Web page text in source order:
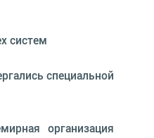
систем
специальной
организация